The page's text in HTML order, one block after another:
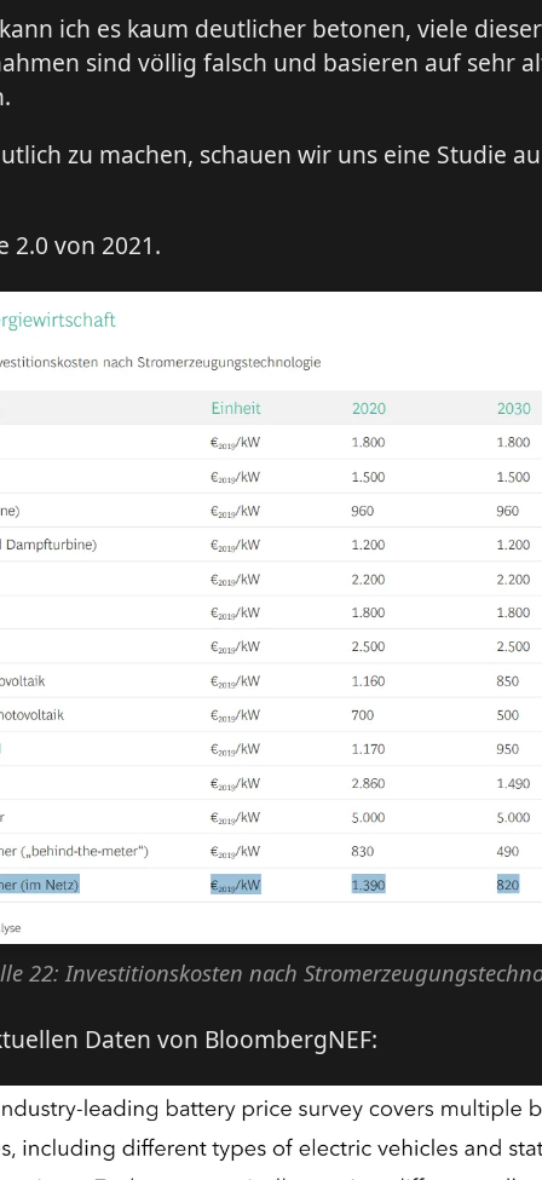
ich es kaum deutlicher betonen, viele dieser
sind völlig falsch und basieren auf sehr
zu machen, schauen wir uns eine Studie
2.0 von 2021.
22: Investitionskosten nach
Daten von BloombergNEF: